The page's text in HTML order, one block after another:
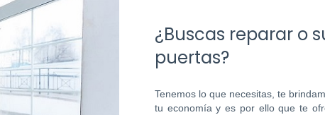
una semana.
¿Buscas reparar o
puertas?
Tenemos lo que necesitas, te
tu economía y es por ello que te